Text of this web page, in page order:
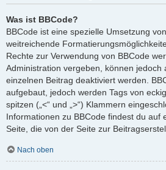
Was ist BBCode?
BBCode ist eine spezielle Umsetzung
weitreichende
Rechte zur Verwendung von BBCode
Administration vergeben, können jedoch
einzelnen Beitrag deaktiviert werden.
aufgebaut, jedoch werden Tags von
spitzen („<“ und „>“) Klammern
Informationen zu BBCode findest du auf
Seite, die von der Seite zur
Nach oben